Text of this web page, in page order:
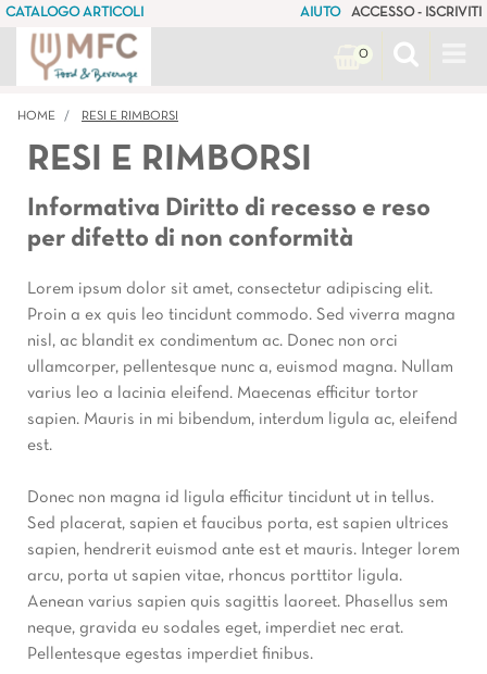
CATALOGO ARTICOLI AIUTO ACCESSO - ISCRIVITI
0
HOME RESI E RIMBORSI
RESI E RIMBORSI
Informativa Diritto di recesso e reso
per difetto di non conformità
Lorem ipsum dolor sit amet, consectetur adipiscing elit.
Proin a ex quis leo tincidunt commodo. Sed viverra magna
nisl, ac blandit ex condimentum ac. Donec non orci
ullamcorper, pellentesque nunc a, euismod magna. Nullam
varius leo a lacinia eleifend. Maecenas efficitur tortor
sapien. Mauris in mi bibendum, interdum ligula ac, eleifend
est.
Donec non magna id ligula efficitur tincidunt ut in tellus.
Sed placerat, sapien et faucibus porta, est sapien ultrices
sapien, hendrerit euismod ante est et mauris. Integer lorem
arcu, porta ut sapien vitae, rhoncus porttitor ligula.
Aenean varius sapien quis sagittis laoreet. Phasellus sem
neque, gravida eu sodales eget, imperdiet nec erat.
Pellentesque egestas imperdiet finibus.